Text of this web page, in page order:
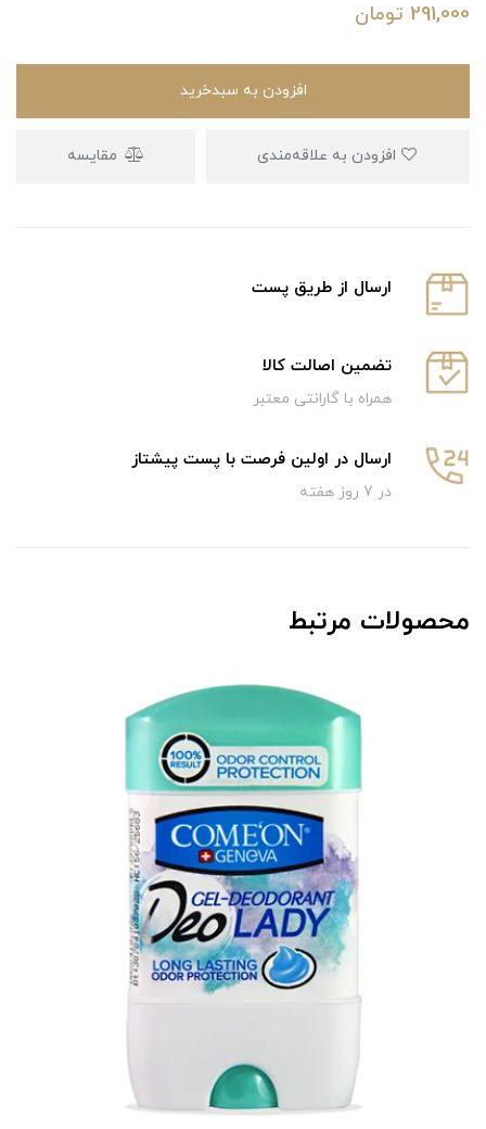
291,000 تومان
افزودن به سبدخرید
مقایسه
ارسال از طریق پست
تضمین اصالت کالا
همراه با گارانتی معتبر
ارسال در اولین فرصت با پست پیشتاز
در 7 روز هفته
محصولات مرتبط